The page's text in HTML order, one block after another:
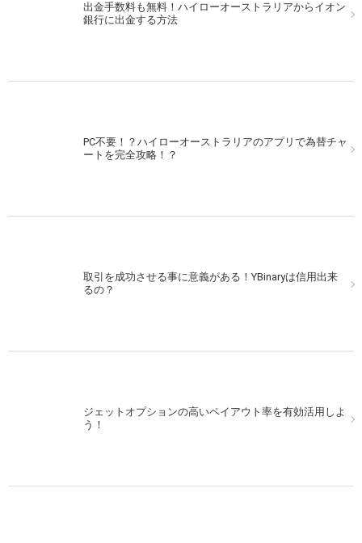
出金手数料も無料！ハイローオーストラリアからイオン
銀行に出金する方法
PC不要！？ハイローオーストラリアのアプリで為替チャ
ートを完全攻略！？
取引を成功させる事に意義がある！YBinaryは信用出来
るの？
ジェットオプションの高いペイアウト率を有効活用しよ
う！